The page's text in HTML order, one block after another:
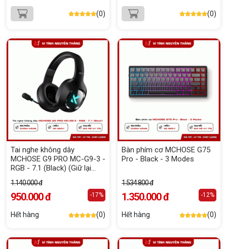
(0) (0)
Tai nghe không dây
MCHOSE G9 PRO MC-G9-3 -
RGB - 7.1 (Black) (Giữ lại
1.140.000 đ
950.000 đ -17%
Hết hàng (0)
Bàn phím cơ MCHOSE G75
Pro - Black - 3 Modes
1.534.800 đ
1.350.000 đ -12%
Hết hàng (0)